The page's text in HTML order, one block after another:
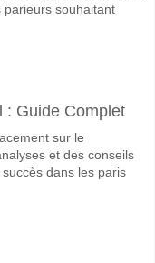
dans le match
pourcentage de 53%.
entre Lexington v
Correct de 2-1
souhaitant
: Guide Complet
sur le
et des conseils
dans les paris